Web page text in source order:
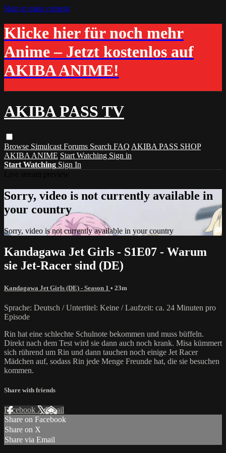
Skip to main content
Klicke hier für noch mehr
Anime – Jetzt kostenlos auf
AKIBA ANIME!
AKIBA PASS TV
Browse Simulcast Forums Search FAQ AKIBA PASS SHOP
AKIBA ANIME Start Watching Sign in
Start Watching Sign In
Sorry, video is not currently available in
your country
Sorry, video is not currently available in your country
Kandagawa Jet Girls - S1E07 - Warum
sie Jet-Racer sind (DE)
Kandagawa Jet Girls (DE) - Season 1 • 23m
Sprache: Deutsch / Untertitel: Keine / Laufzeit: ca. 24 Minuten pro
Episode
Rin hat eine schlechte Schulnote bekommen und muss büffeln.
Direkt nach dem Test wird sie dann auch noch krank. Misa kümmert
sich rührend um Rin und dann tauchen noch einige Jet Racer
Mädchen auf, sodass Rin jede Menge Freunde hat, die sie besuchen
kommen.
Share with friends
Facebook XEmail
Share on Facebook
Share on X
Share via Email